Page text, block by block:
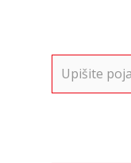
for: